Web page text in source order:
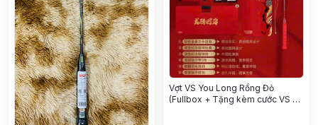
Vợt VS You Long Rồng Đỏ
(Fullbox + Tặng kèm cước VS +